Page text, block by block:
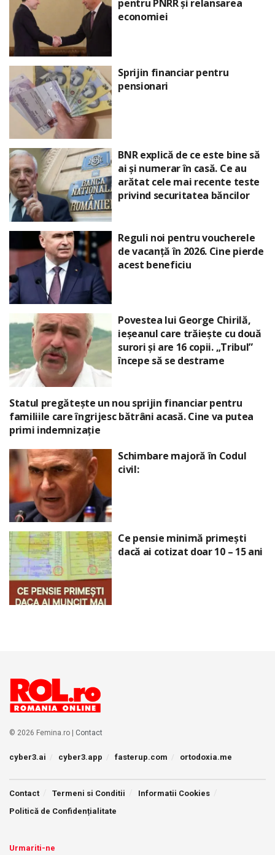
pentru PNRR și relansarea
economiei
Sprijin financiar pentru
pensionari
BNR explică de ce este bine să
ai și numerar în casă. Ce au
arătat cele mai recente teste
privind securitatea băncilor
Reguli noi pentru voucherele
de vacanță în 2026. Cine pierde
acest beneficiu
Povestea lui George Chirilă,
ieșeanul care trăiește cu două
surori și are 16 copii. „Tribul”
începe să se destrame
Statul pregătește un nou sprijin financiar pentru
familiile care îngrijesc bătrâni acasă. Cine va putea
primi indemnizație
Schimbare majoră în Codul
civil:
Ce pensie minimă primești
dacă ai cotizat doar 10 – 15 ani
© 2026 Femina.ro | Contact
cyber3.ai cyber3.app fasterup.com ortodoxia.me
Contact Termeni si Conditii
Informatii Cookies
Politică de Confidențialitate
Urmariti-ne